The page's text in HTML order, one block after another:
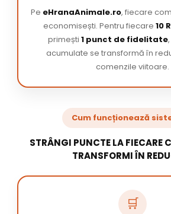
Pe eHranaAnimale.ro, fiecare
economisești. Pentru fiecare 10
primești 1 punct de fidelitate
acumulate se transformă în
comenzile viitoare.
Cum funcționează
STRÂNGI PUNCTE LA FIECARE
TRANSFORMI ÎN
🛒